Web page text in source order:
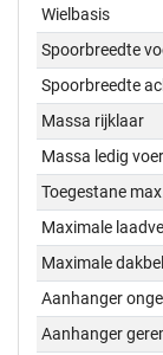
Wielbasis
Spoorbreedte
Spoorbreedte
Massa rijklaar
Massa ledig
Toegestane
Maximale
Maximale
Aanhanger
Aanhanger